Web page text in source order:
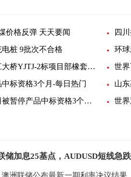
价格反弹 天天要闻 四
桩 9批次不合格
中铁大桥局五公司燕矶长江大桥YJTJ-2标项目部橡套电缆材料一批询价单
标资格3个月-每日热门 山
天津汇亚塑业科技有限公司被暂停产品中标资格3个月-微资讯
储加息25基点，AUDUSD短线急跌
洲联储公布最新一期利率决议结